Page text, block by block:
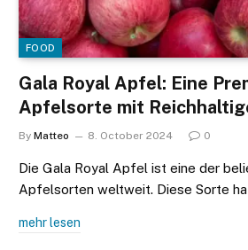
FOOD
Gala Royal Apfel: Eine
Apfelsorte mit
By Matteo 8. October 2024 0
Die Gala Royal Apfel ist eine der
Apfelsorten weltweit. Diese Sorte
mehr lesen